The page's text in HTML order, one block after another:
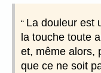
La douleur est
la touche toute
et, même alors,
que ce ne soit